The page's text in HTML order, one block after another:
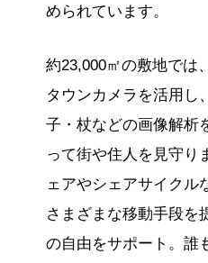
められています。
約23,000㎡の敷地では
タウンカメラを活用し
子・杖などの画像解析
って街や住人を見守り
ェアやシェアサイクル
さまざまな移動手段を
の自由をサポート。誰